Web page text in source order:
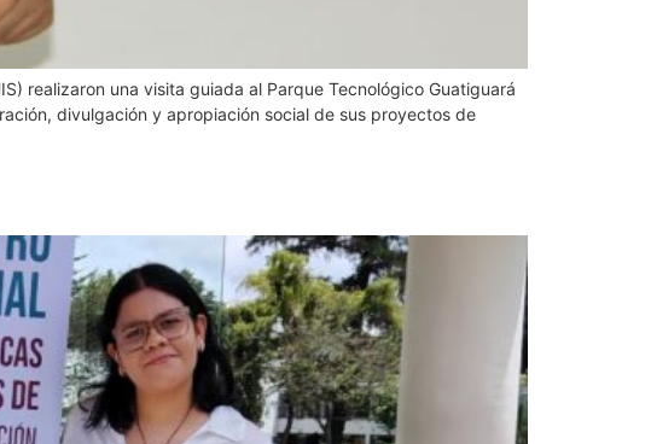
realizaron una visita guiada al Parque Tecnológico Guatiguará
divulgación y apropiación social de sus proyectos de